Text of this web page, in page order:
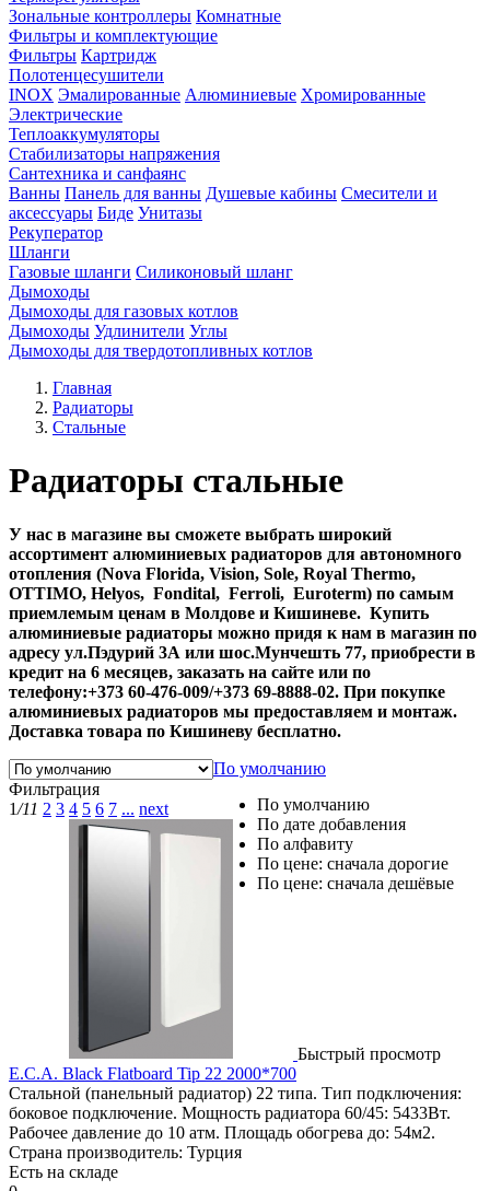
Зональные контроллеры Комнатные
Фильтры и комплектующие
Фильтры Картридж
Полотенцесушители
INOX Эмалированные Алюминиевые Хромированные
Электрические
Теплоаккумуляторы
Стабилизаторы напряжения
Сантехника и санфаянс
Ванны Панель для ванны Душевые кабины Смесители и
аксессуары Биде Унитазы
Рекуператор
Шланги
Газовые шланги Силиконовый шланг
Дымоходы
Дымоходы для газовых котлов
Дымоходы Удлинители Углы
Дымоходы для твердотопливных котлов
Главная
Радиаторы
Стальные
Радиаторы стальные
У нас в магазине вы сможете выбрать широкий
ассортимент алюминиевых радиаторов для автономного
отопления (Nova Florida, Vision, Sole, Royal Thermo,
OTTIMO, Helyos, Fondital, Ferroli, Euroterm) по самым
приемлемым ценам в Молдове и Кишиневе. Купить
алюминиевые радиаторы можно придя к нам в магазин по
адресу ул.Пэдурий 3А или шос.Мунчешть 77, приобрести в
кредит на 6 месяцев, заказать на сайте или по
телефону:+373 60-476-009/+373 69-8888-02. При покупке
алюминиевых радиаторов мы предоставляем и монтаж.
Доставка товара по Кишиневу бесплатно.
По умолчанию
Фильтрация
1/11 2 3 4 5 6 7 ... next
Быстрый просмотр
E.C.A. Black Flatboard Tip 22 2000*700
Стальной (панельный радиатор) 22 типа. Тип подключения:
боковое подключение. Мощность радиатора 60/45: 5433Вт.
Рабочее давление до 10 атм. Площадь обогрева до: 54м2.
Страна производитель: Турция
Есть на складе
По умолчанию
По дате добавления
По алфавиту
По цене: сначала дорогие
По цене: сначала дешёвые